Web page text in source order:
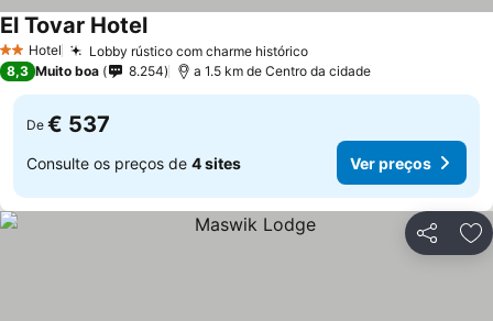
2 Estrelas
Hotel Lobby rústico com charme histórico
El Tovar Hotel
8,3 Muito boa 8.254 a 1.5 km de Centro da cidade
De € 537
Consulte os preços de 4 sites Ver preços
Partilhar